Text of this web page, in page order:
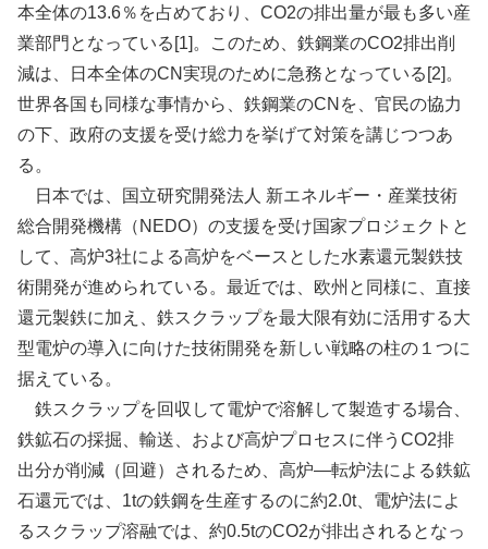
本全体の13.6％を占めており、CO2の排出量が最も多い産
業部門となっている[1]。このため、鉄鋼業のCO2排出削
減は、日本全体のCN実現のために急務となっている[2]。
世界各国も同様な事情から、鉄鋼業のCNを、官民の協力
の下、政府の支援を受け総力を挙げて対策を講じつつあ
る。
日本では、国立研究開発法人 新エネルギー・産業技術
総合開発機構（NEDO）の支援を受け国家プロジェクトと
して、高炉3社による高炉をベースとした水素還元製鉄技
術開発が進められている。最近では、欧州と同様に、直接
還元製鉄に加え、鉄スクラップを最大限有効に活用する大
型電炉の導入に向けた技術開発を新しい戦略の柱の１つに
据えている。
鉄スクラップを回収して電炉で溶解して製造する場合、
鉄鉱石の採掘、輸送、および高炉プロセスに伴うCO2排
出分が削減（回避）されるため、高炉―転炉法による鉄鉱
石還元では、1tの鉄鋼を生産するのに約2.0t、電炉法によ
るスクラップ溶融では、約0.5tのCO2が排出されるとなっ